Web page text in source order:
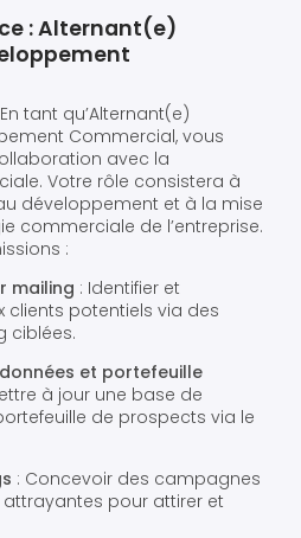
: Alternant(e)
tant qu’Alternant(e)
Commercial, vous
avec la
Votre rôle consistera à
développement et à la mise
commerciale de l’entreprise.
:
mailing : Identifier et
potentiels via des
ciblées.
et portefeuille
à jour une base de
de prospects via le
: Concevoir des campagnes
pour attirer et